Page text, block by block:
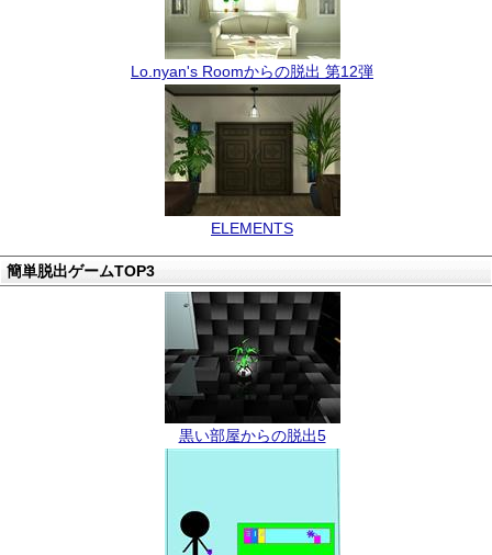
Lo.nyan's Roomからの脱出 第12弾
ELEMENTS
簡単脱出ゲームTOP3
黒い部屋からの脱出5